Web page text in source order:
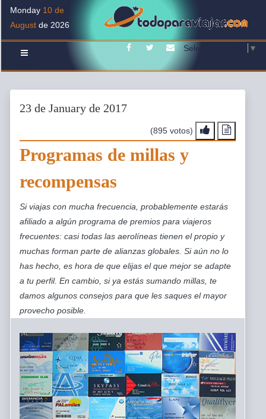
Monday 10 de
August de 2026
FacebookTwitterContacto
Select Language ▼
23 de January de 2017
(895 votos)
Programas de millas y
recompensas
Si viajas con mucha frecuencia, probablemente estarás
afiliado a algún programa de premios para viajeros
frecuentes: casi todas las aerolíneas tienen el propio y
muchas forman parte de alianzas globales. Si aún no lo
has hecho, es hora de que elijas el que mejor se adapte
a tu perfil. En cambio, si ya estás sumando millas, te
damos algunos consejos para que les saques el mayor
provecho posible.